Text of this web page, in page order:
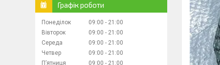
Графік роботи
Понеділок 09:00
21:00
Вівторок
09:00
21:00
Середа
09:00
21:00
Четвер
09:00
21:00
Пʼятниця
09:00
21:00